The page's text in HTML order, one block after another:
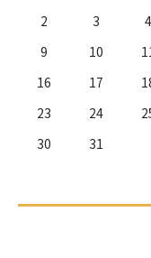
2
3 4
9
10
16
17
23
24
30
31